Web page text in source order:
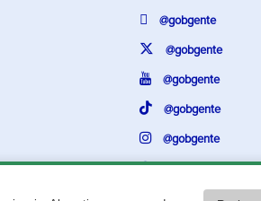
@gobgente
@gobgente
@gobgente
@gobgente
@gobgente
@gobgente